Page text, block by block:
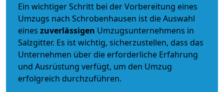
Ein wichtiger Schritt bei der Vorbereitung eines
Umzugs nach Schrobenhausen ist die Auswahl
eines zuverlässigen Umzugsunternehmens in
Salzgitter. Es ist wichtig, sicherzustellen, dass das
Unternehmen über die erforderliche Erfahrung
und Ausrüstung verfügt, um den Umzug
erfolgreich durchzuführen.